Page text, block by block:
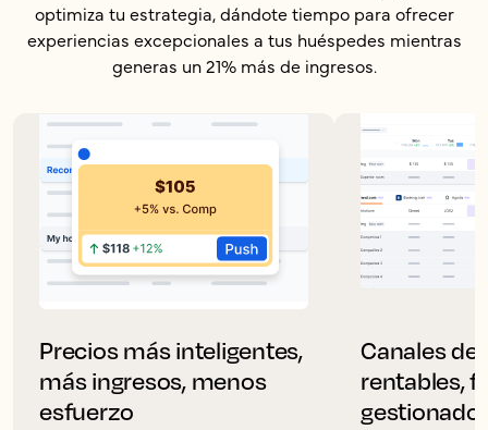
optimiza tu estrategia, dándote tiempo para ofrecer
experiencias excepcionales a tus huéspedes mientras
generas un 21% más de ingresos.
Precios más inteligentes,
más ingresos, menos
esfuerzo
Canales de
rentables,